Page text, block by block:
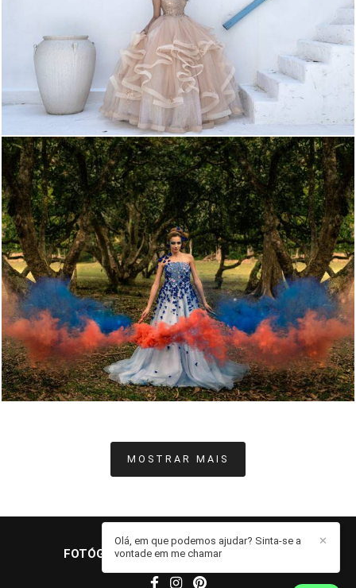
327 0
275 0
MOSTRAR MAIS
FOTÓGRAFO JOHN EDGARD
✕
Olá, em que podemos ajudar? Sinta-se a
vontade em me chamar